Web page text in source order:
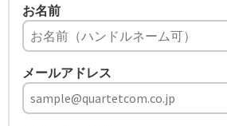
お名前
メールアドレス